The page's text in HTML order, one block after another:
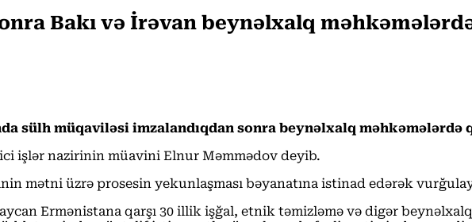
Bakı və İrəvan beynəlxalq
sülh müqaviləsi imzalandıqdan sonra beynəlxalq məhkəmələrdə
işlər nazirinin müavini Elnur Məmmədov deyib.
mətni üzrə prosesin yekunlaşması bəyanatına istinad edərək
Ermənistana qarşı 30 illik işğal, etnik təmizləmə və digər